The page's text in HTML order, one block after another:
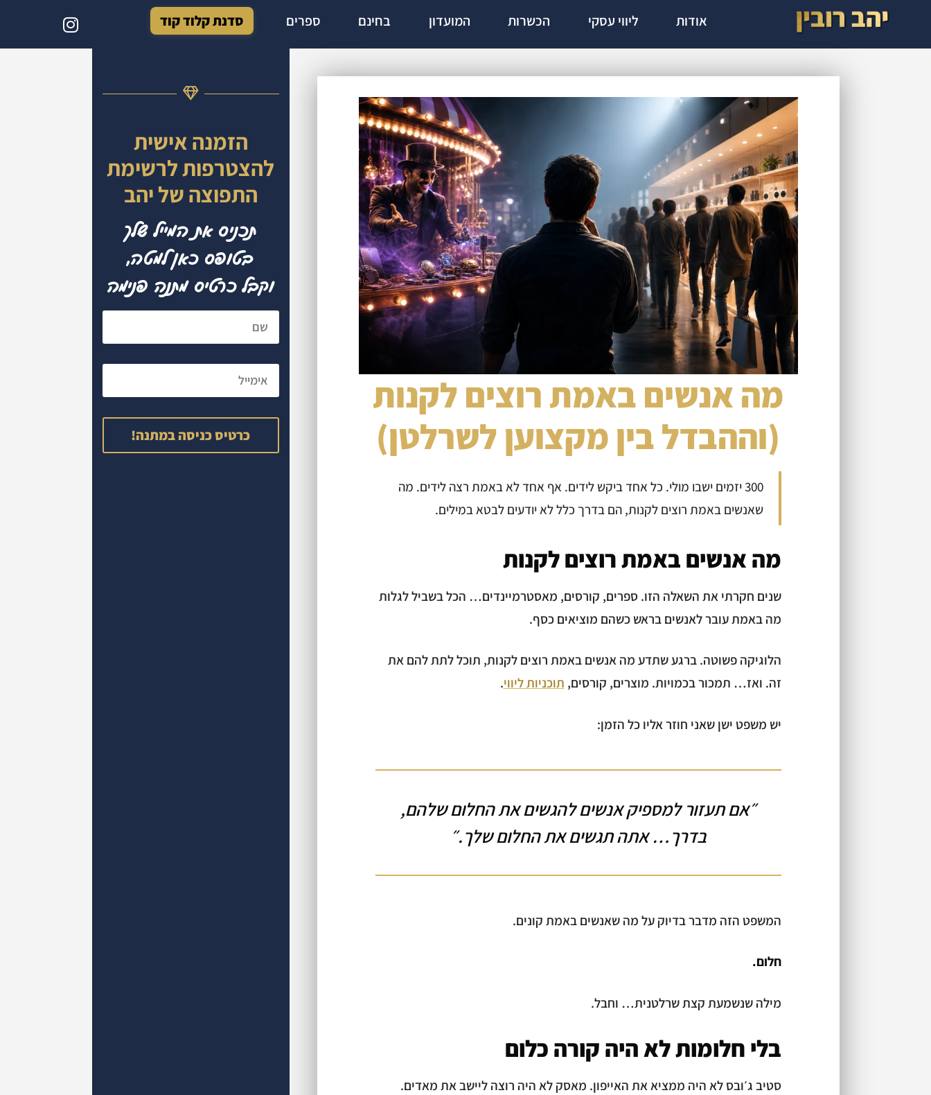
אודות ליווי עסקי הכשרות המועדון בחינם ספרים סדנת קלוד קוד
מה אנשים באמת רוצים לקנות
(וההבדל בין מקצוען לשרלטן)
300 יזמים ישבו מולי. כל אחד ביקש לידים. אף אחד לא באמת רצה לידים. מה
שאנשים באמת רוצים לקנות, הם בדרך כלל לא יודעים לבטא במילים.
מה אנשים באמת רוצים לקנות
שנים חקרתי את השאלה הזו. ספרים, קורסים, מאסטרמיינדים… הכל בשביל לגלות
מה באמת עובר לאנשים בראש כשהם מוציאים כסף.
הלוגיקה פשוטה. ברגע שתדע מה אנשים באמת רוצים לקנות, תוכל לתת להם את
זה. ואז… תמכור בכמויות. מוצרים, קורסים, תוכניות ליווי.
יש משפט ישן שאני חוזר אליו כל הזמן:
״אם תעזור למספיק אנשים להגשים את החלום שלהם,
בדרך… אתה תגשים את החלום שלך.״
המשפט הזה מדבר בדיוק על מה שאנשים באמת קונים.
חלום.
מילה שנשמעת קצת שרלטנית… וחבל.
בלי חלומות לא היה קורה כלום
סטיב ג׳ובס לא היה ממציא את האייפון. מאסק לא היה רוצה ליישב את מאדים.
הזמנה אישית
להצטרפות לרשימת
התפוצה של יהב
תכניס את המייל שלך
בטופס כאן למטה,
וקבל כרטיס מתנה פנימה
כרטיס כניסה במתנה!